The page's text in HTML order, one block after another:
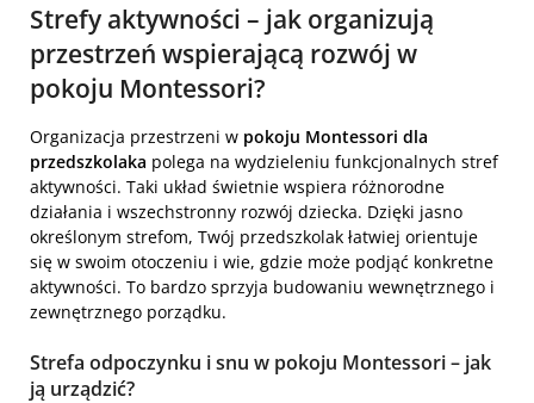
Strefy aktywności – jak organizują
przestrzeń wspierającą rozwój w
pokoju Montessori?
Organizacja przestrzeni w pokoju Montessori dla
przedszkolaka polega na wydzieleniu funkcjonalnych stref
aktywności. Taki układ świetnie wspiera różnorodne
działania i wszechstronny rozwój dziecka. Dzięki jasno
określonym strefom, Twój przedszkolak łatwiej orientuje
się w swoim otoczeniu i wie, gdzie może podjąć konkretne
aktywności. To bardzo sprzyja budowaniu wewnętrznego i
zewnętrznego porządku.
Strefa odpoczynku i snu w pokoju Montessori – jak
ją urządzić?